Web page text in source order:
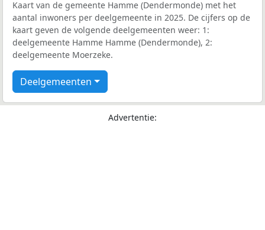
Kaart van de gemeente Hamme (Dendermonde) met het
aantal inwoners per deelgemeente in 2025. De cijfers op de
kaart geven de volgende deelgemeenten weer: 1:
deelgemeente Hamme Hamme (Dendermonde), 2:
deelgemeente Moerzeke.
Deelgemeenten
Advertentie: